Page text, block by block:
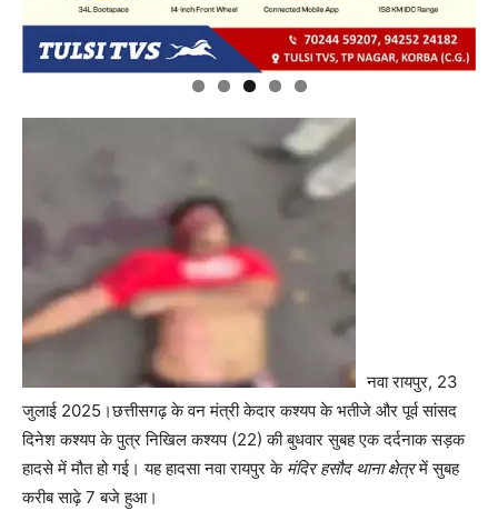
नवा रायपुर, 23
जुलाई 2025।छत्तीसगढ़ के वन मंत्री केदार कश्यप के भतीजे और पूर्व सांसद
दिनेश कश्यप के पुत्र निखिल कश्यप (22) की बुधवार सुबह एक दर्दनाक सड़क
हादसे में मौत हो गई। यह हादसा नवा रायपुर के मंदिर हसौद थाना क्षेत्रमें सुबह
करीब साढ़े 7 बजे हुआ।